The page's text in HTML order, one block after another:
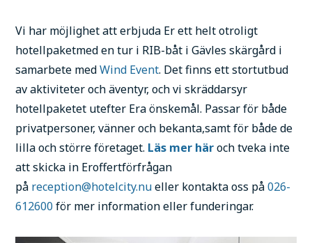
Vi har möjlighet att erbjuda Er ett helt otroligt
hotellpaketmed en tur i RIB-båt i Gävles skärgård i
samarbete medWind Event. Det finns ett stortutbud
av aktiviteter och äventyr, och vi skräddarsyr
hotellpaketet utefter Era önskemål. Passar för både
privatpersoner, vänner och bekanta,samt för både de
lilla och större företaget. Läs mer häroch tveka inte
att skicka in Eroffertförfrågan
på reception@hotelcity.nueller kontakta oss på026-
612600för mer information eller funderingar.